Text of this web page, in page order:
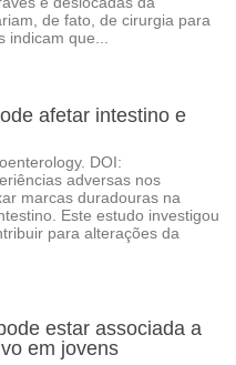
de fato, de cirurgia para
que...
afetar intestino e
DOI:
adversas nos
marcas duradouras na
Este estudo investigou
para alterações da
estar associada a
em jovens